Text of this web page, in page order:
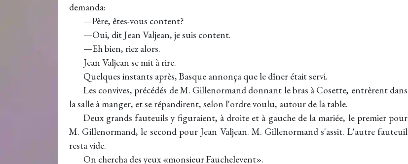
demanda:
—Père, êtes-vous content?
—Oui, dit Jean Valjean, je suis content.
—Eh bien, riez alors.
Jean Valjean se mit à rire.
Quelques instants après, Basque annonça que le dîner était servi.
Les convives, précédés de M. Gillenormand donnant le bras à Cosette, entrèrent dans
la salle à manger, et se répandirent, selon l'ordre voulu, autour de la table.
Deux grands fauteuils y figuraient, à droite et à gauche de la mariée, le premier pour
M. Gillenormand, le second pour Jean Valjean. M. Gillenormand s'assit. L'autre fauteuil
resta vide.
On chercha des yeux «monsieur Fauchelevent».